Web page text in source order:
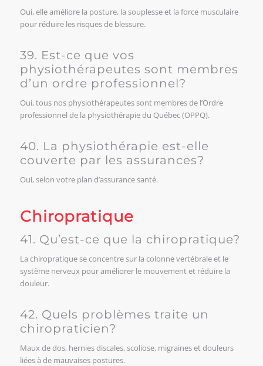
Oui, elle améliore la posture, la souplesse et la force musculaire
pour réduire les risques de blessure.
39. Est-ce que vos
physiothérapeutes sont membres
d’un ordre professionnel?
Oui, tous nos physiothérapeutes sont membres de l’Ordre
professionnel de la physiothérapie du Québec (OPPQ).
40. La physiothérapie est-elle
couverte par les assurances?
Oui, selon votre plan d’assurance santé.
Chiropratique
41. Qu’est-ce que la chiropratique?
La chiropratique se concentre sur la colonne vertébrale et le
système nerveux pour améliorer le mouvement et réduire la
douleur.
42. Quels problèmes traite un
chiropraticien?
Maux de dos, hernies discales, scoliose, migraines et douleurs
liées à de mauvaises postures.